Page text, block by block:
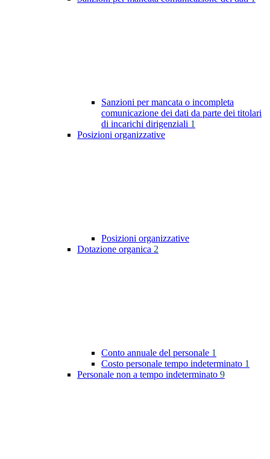
Sanzioni per mancata o incompleta
comunicazione dei dati da parte dei titolari
di incarichi dirigenziali 1
Posizioni organizzative
Posizioni organizzative
Dotazione organica 2
Conto annuale del personale 1
Costo personale tempo indeterminato 1
Personale non a tempo indeterminato 9